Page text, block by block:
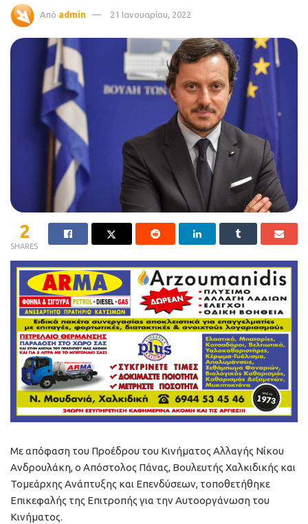
Από admin 21 Ιανουαρίου, 2022
2
SHARES
Με απόφαση του Προέδρου του Κινήματος Αλλαγής Νίκου
Ανδρουλάκη, ο Απόστολος Πάνας, Βουλευτής Χαλκιδικής και
Τομεάρχης Ανάπτυξης και Επενδύσεων, τοποθετήθηκε
Επικεφαλής της Επιτροπής για την Αυτοοργάνωση του
Κινήματος.